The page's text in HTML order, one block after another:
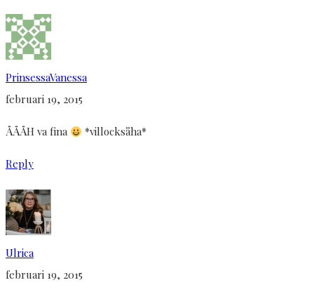
PrinsessaVanessa
februari 19, 2015
ÅÅÅH va fina *villocksåha*
Reply
Ulrica
februari 19, 2015